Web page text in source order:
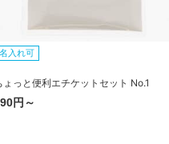
名入れ可
ょっと便利エチケットセット No.1
円～